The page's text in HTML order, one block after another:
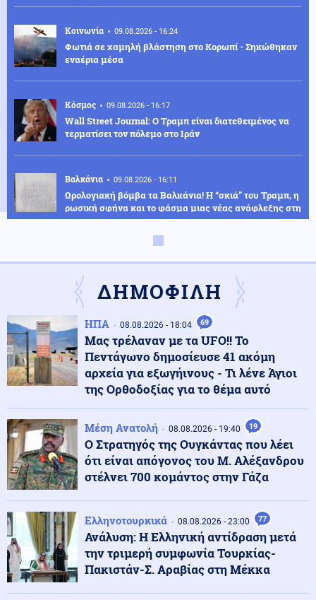
Κοινωνία 09.08.2026 - 16:24
Φωτιά σε χαμηλή βλάστηση στο Κορωπί - Σηκώθηκαν
εναέρια μέσα
Κόσμος 09.08.2026 - 16:17
Wall Street Journal: Ο Τραμπ είναι διατεθειμένος να
τερματίσει τον πόλεμο στο Ιράν
Βαλκάνια 09.08.2026 - 16:11
Ωρολογιακή βόμβα τα Βαλκάνια! Η “σκιά” του Τραμπ, η
ρωσική σφήνα και το φάσμα μιας νέας ανάφλεξης στη
Βοσνία
Χαλκιδική: Απαγόρευση κυκλοφορίας σε δασικές
περιοχές λόγω υψηλού κινδύνου πυρκαγιάς
Κοινωνία 09.08.2026 - 15:53
Πανσέληνος Αυγούστου: Δωρεάν είσοδος σε
αρχαιολογικούς χώρους
Κόσμος 09.08.2026 - 15:46
Ποδοσφαιριστής έδιωξε την μπάλα στο δρόμο και
προκάλεσε καραμπόλα (βίντεο)
Πολιτική 09.08.2026 - 15:35
καταθέσεις κάτω των 1.000 ευρώ
Ένοπλες Συρράξεις 09.08.2026 - 15:32
Πριν τη συμφωνία...το χάος! Το χτύπημα στην Aramco
και το μπλόκο στο Ορμούζ κρατούν σε "ομηρεία" τις
αγορές καυσίμων
ΔΗΜΟΦΙΛΗ
ΗΠΑ 08.08.2026 - 18:04 69
Μας τρέλαναν με τα UFO!! Το
Πεντάγωνο δημοσίευσε 41 ακόμη
αρχεία για εξωγήινους - Τι λένε Άγιοι
της Ορθοδοξίας για το θέμα αυτό
Μέση Ανατολή 08.08.2026 - 19:40 19
Ο Στρατηγός της Ουγκάντας που λέει
ότι είναι απόγονος του Μ. Αλέξανδρου
στέλνει 700 κομάντος στην Γάζα
Ελληνοτουρκικά 08.08.2026 - 23:00 77
Ανάλυση: Η Ελληνική αντίδραση μετά
την τριμερή συμφωνία Τουρκίας-
Πακιστάν-Σ. Αραβίας στη Μέκκα